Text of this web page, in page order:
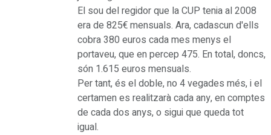
El sou del regidor que la CUP tenia al 2008
era de 825€ mensuals. Ara, cadascun d'ells
cobra 380 euros cada mes menys el
portaveu, que en percep 475. En total, doncs,
són 1.615 euros mensuals.
Per tant, és el doble, no 4 vegades més, i el
certamen es realitzarà cada any, en comptes
de cada dos anys, o sigui que queda tot
igual.